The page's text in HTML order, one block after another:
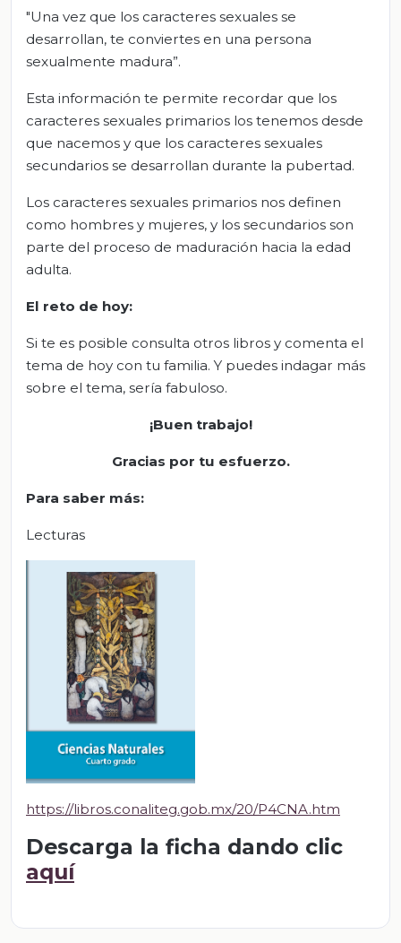
"Una vez que los caracteres sexuales se
desarrollan, te conviertes en una persona
sexualmente madura”.
Esta información te permite recordar que los
caracteres sexuales primarios los tenemos desde
que nacemos y que los caracteres sexuales
secundarios se desarrollan durante la pubertad.
Los caracteres sexuales primarios nos definen
como hombres y mujeres, y los secundarios son
parte del proceso de maduración hacia la edad
adulta.
El reto de hoy:
Si te es posible consulta otros libros y comenta el
tema de hoy con tu familia. Y puedes indagar más
sobre el tema, sería fabuloso.
¡Buen trabajo!
Gracias por tu esfuerzo.
Para saber más:
Lecturas
https://libros.conaliteg.gob.mx/20/P4CNA.htm
Descarga la ficha dando clic
aquí